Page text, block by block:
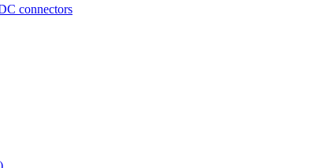
connectors